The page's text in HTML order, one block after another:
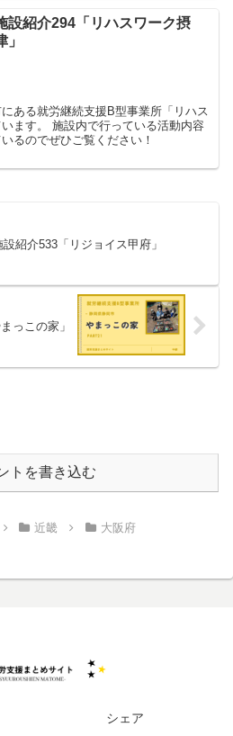
設紹介294「リハスワーク摂
」
ある就労継続支援B型事業所「リハス
ます。 施設内で行っている活動内容
るのでぜひご覧ください！
設紹介533「リジョイス甲府」
っこの家」
トを書き込む
近畿 大阪府
シェア